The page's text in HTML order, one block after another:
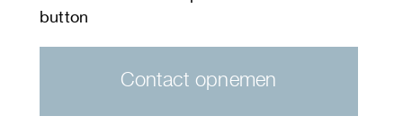
Contact opnemen